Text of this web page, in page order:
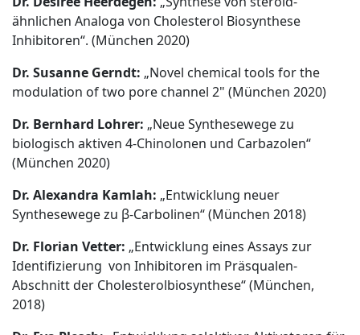
ähnlichen Analoga von Cholesterol Biosynthese
Inhibitoren“. (München 2020)
Dr. Susanne Gerndt: „Novel chemical tools for the
modulation of two pore channel 2" (München 2020)
Dr. Bernhard Lohrer: „Neue Synthesewege zu
biologisch aktiven 4-Chinolonen und Carbazolen“
(München 2020)
Dr. Alexandra Kamlah: „Entwicklung neuer
Synthesewege zu β-Carbolinen“ (München 2018)
Dr. Florian Vetter: „Entwicklung eines Assays zur
Identifizierung von Inhibitoren im Präsqualen-
Abschnitt der Cholesterolbiosynthese“ (München,
2018)